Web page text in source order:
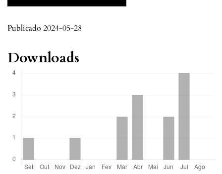
Publicado 2024-05-28
Downloads